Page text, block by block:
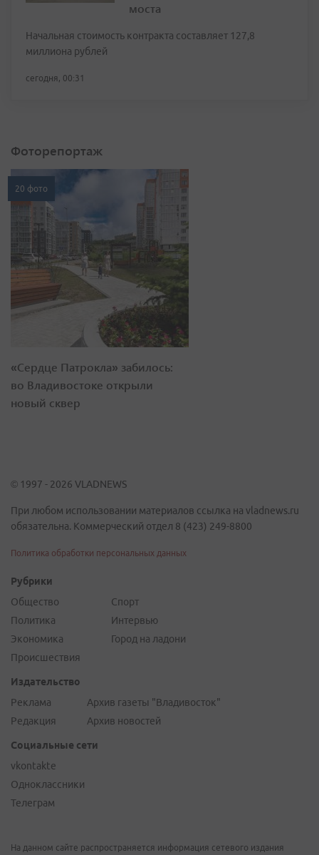
моста
Начальная стоимость контракта составляет 127,8
миллиона рублей
сегодня, 00:31
Фоторепортаж
20 фото
«Сердце Патрокла» забилось:
во Владивостоке открыли
новый сквер
© 1997 - 2026 VLADNEWS
При любом использовании материалов ссылка на vladnews.ru
обязательна. Коммерческий отдел 8 (423) 249-8800
Политика обработки персональных данных
Рубрики
Общество
Политика
Экономика
Происшествия
Спорт
Интервью
Город на ладони
Издательство
Реклама
Редакция
Архив газеты "Владивосток"
Архив новостей
Социальные сети
vkontakte
Одноклассники
Телеграм
На данном сайте распространяется информация сетевого издания